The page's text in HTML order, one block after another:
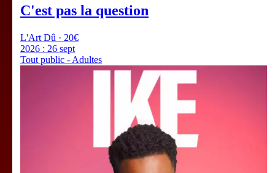
C'est pas la question
L'Art Dû · 20€
2026 : 26 sept
Tout public - Adultes